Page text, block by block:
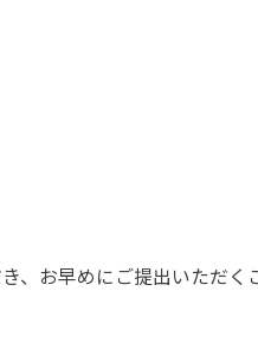
、お早めにご提出いただく